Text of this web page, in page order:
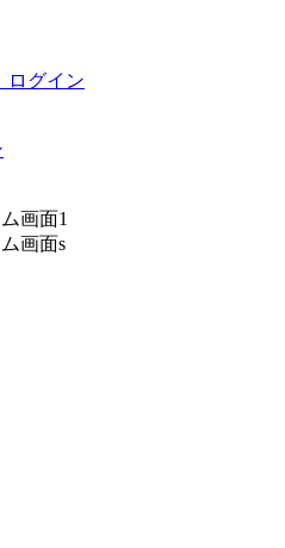
ログイン